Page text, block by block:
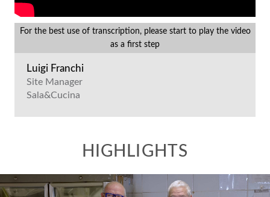
For the best use of transcription, please start to play the video
as a first step
Luigi Franchi
Site Manager
Sala&Cucina